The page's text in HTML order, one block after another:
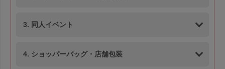
3. 同人イベント
4. ショッパーバッグ・店舗包装